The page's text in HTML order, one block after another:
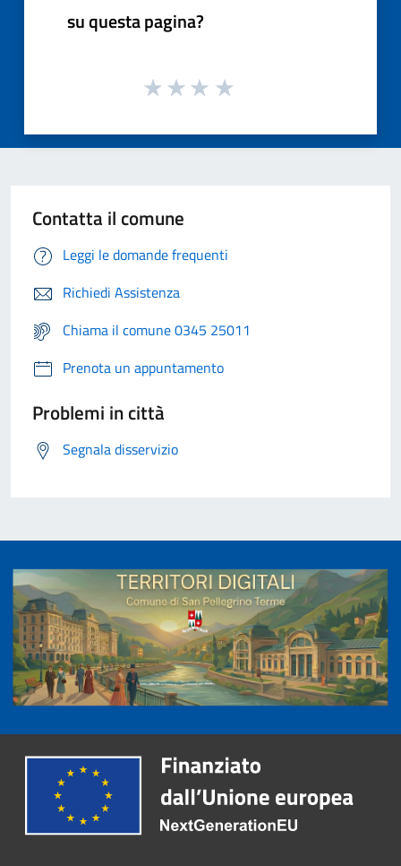
su questa pagina?
Contatta il comune
Leggi le domande frequenti
Richiedi Assistenza
Chiama il comune 0345 25011
Prenota un appuntamento
Problemi in città
Segnala disservizio